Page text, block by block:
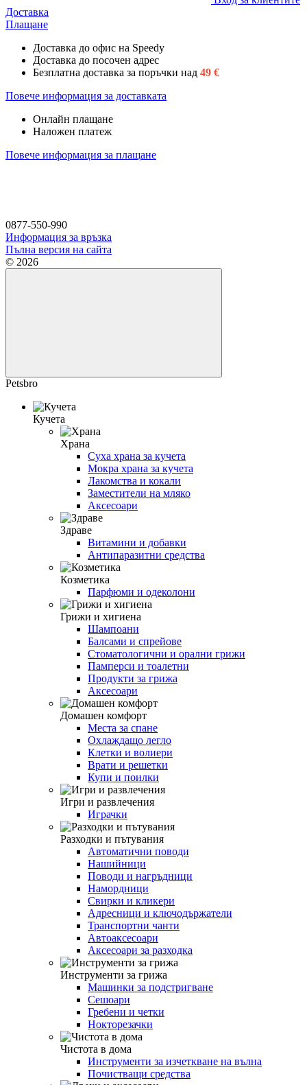
Доставка
Плащане
Доставка до офис на Speedy
Доставка до посочен адрес
Безплатна доставка за поръчки над 49 €
Повече информация за доставката
Онлайн плащане
Наложен платеж
Повече информация за плащане
0877-550-990
Информация за връзка
Пълна версия на сайта
© 2026
Petsbro
Кучета
Храна
Суха храна за кучета
Мокра храна за кучета
Лакомства и кокали
Заместители на мляко
Аксесоари
Здраве
Витамини и добавки
Антипаразитни средства
Козметика
Парфюми и одеколони
Грижи и хигиена
Шампоани
Балсами и спрейове
Стоматологични и орални грижи
Памперси и тоалетни
Продукти за грижа
Аксесоари
Домашен комфорт
Места за спане
Охлаждащо легло
Клетки и волиери
Врати и решетки
Купи и поилки
Игри и развлечения
Играчки
Разходки и пътувания
Автоматични поводи
Нашийници
Поводи и нагръдници
Намордници
Свирки и кликери
Адресници и ключодържатели
Транспортни чанти
Автоаксесоари
Аксесоари за разходка
Инструменти за грижа
Машинки за подстригване
Сешоари
Гребени и четки
Нокторезачки
Чистота в дома
Инструменти за изчеткване на вълна
Почистващи средства